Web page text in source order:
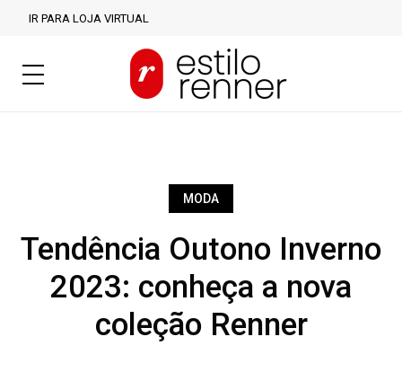
IR PARA LOJA VIRTUAL
MODA
Tendência Outono Inverno
2023: conheça a nova
coleção Renner